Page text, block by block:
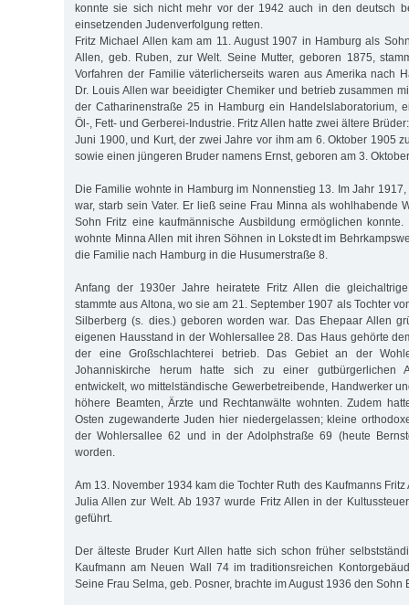
konnte sie sich nicht mehr vor der 1942 auch in den deutsch
einsetzenden Judenverfolgung retten.
Fritz Michael Allen kam am 11. August 1907 in Hamburg als
Allen, geb. Ruben, zur Welt. Seine Mutter, geboren 1875,
Vorfahren der Familie väterlicherseits waren aus Amerika nach
Dr. Louis Allen war beeidigter Chemiker und betrieb zusammen
der Catharinenstraße 25 in Hamburg ein Handelslaboratorium,
Öl-, Fett- und Gerberei-Industrie. Fritz Allen hatte zwei ältere
Juni 1900, und Kurt, der zwei Jahre vor ihm am 6. Oktober 1905
sowie einen jüngeren Bruder namens Ernst, geboren am 3.
Die Familie wohnte in Hamburg im Nonnenstieg 13. Im Jahr
war, starb sein Vater. Er ließ seine Frau Minna als wohlhabende
Sohn Fritz eine kaufmännische Ausbildung ermöglichen
wohnte Minna Allen mit ihren Söhnen in Lokstedt im
die Familie nach Hamburg in die Husumerstraße 8.
Anfang der 1930er Jahre heiratete Fritz Allen die
stammte aus Altona, wo sie am 21. September 1907 als Tochter
Silberberg (s. dies.) geboren worden war. Das Ehepaar Allen
eigenen Hausstand in der Wohlersallee 28. Das Haus gehörte
der eine Großschlachterei betrieb. Das Gebiet an der
Johanniskirche herum hatte sich zu einer gutbürgerlichen
entwickelt, wo mittelständische Gewerbetreibende, Handwerker
höhere Beamten, Ärzte und Rechtanwälte wohnten. Zudem
Osten zugewanderte Juden hier niedergelassen; kleine
der Wohlersallee 62 und in der Adolphstraße 69 (heute
worden.
Am 13. November 1934 kam die Tochter Ruth des Kaufmanns
Julia Allen zur Welt. Ab 1937 wurde Fritz Allen in der
geführt.
Der älteste Bruder Kurt Allen hatte sich schon früher
Kaufmann am Neuen Wall 74 im traditionsreichen
Seine Frau Selma, geb. Posner, brachte im August 1936 den Sohn